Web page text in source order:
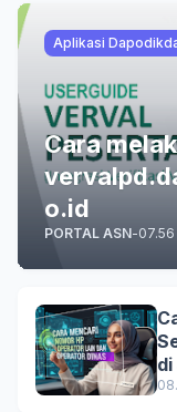
Aplikasi
Cara
o.id
PORTAL ASN-07.56
di